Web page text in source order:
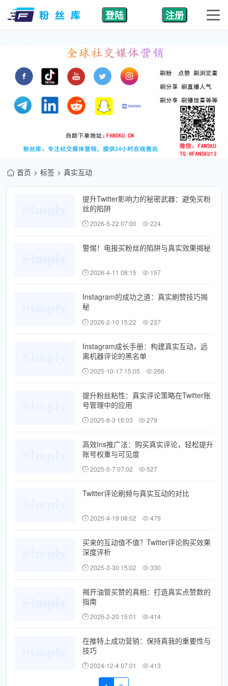
登陆 注册
首页 标签 真实互动
提升Twitter影响力的秘密武器：避免买粉
丝的陷阱
2026-5-22 07:00 224
警惕！电报买粉丝的陷阱与真实效果揭秘
2026-4-11 08:15 157
Instagram的成功之道：真实刷赞技巧揭
秘
2026-2-10 15:22 237
Instagram成长手册：构建真实互动，远
离机器评论的黑名单
2025-10-17 15:05 266
提升粉丝粘性：真实评论策略在Twitter账
号管理中的应用
2025-8-3 16:03 279
高效Ins推广法：购买真实评论，轻松提升
账号权重与可见度
2025-5-7 07:02 527
Twitter评论刷频与真实互动的对比
2025-4-19 08:02 479
买来的互动值不值？Twitter评论购买效果
深度评析
2025-3-30 15:02 330
揭开油管买赞的真相：打造真实点赞数的
指南
2025-2-20 15:01 414
在推特上成功营销：保持真我的重要性与
技巧
2024-12-4 07:01 413